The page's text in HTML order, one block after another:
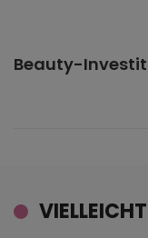
Beauty-